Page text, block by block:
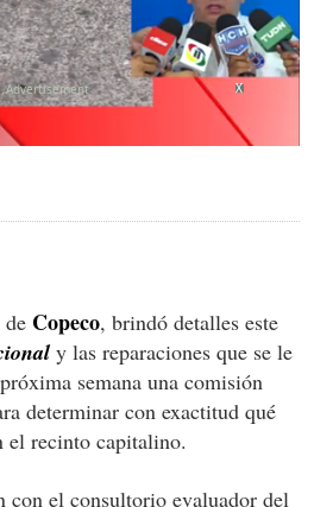
X
X
Copeco, brindó detalles este
y las reparaciones que se le
semana una comisión
determinar con exactitud qué
el recinto capitalino.
con el consultorio evaluador del